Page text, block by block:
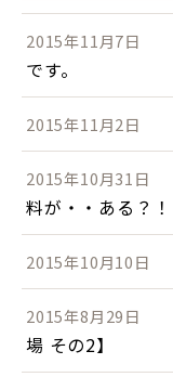
2015年11月7日
です。
2015年11月2日
2015年10月31日
料が・・ある？！
2015年10月10日
2015年8月29日
場 その2】